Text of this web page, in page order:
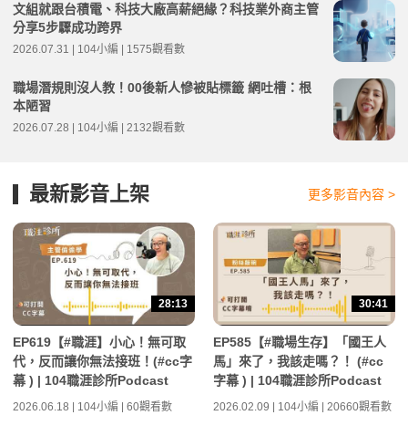
文組就跟台積電、科技大廠高薪絕緣？科技業外商主管
分享5步驟成功跨界
2026.07.31 | 104小編 | 1575觀看數
職場潛規則沒人教！00後新人慘被貼標籤 網吐槽：根
本陋習
2026.07.28 | 104小編 | 2132觀看數
最新影音上架 更多影音內容 >
28:13
EP619【#職涯】小心！無可取
代，反而讓你無法接班！(#cc字
幕 ) | 104職涯診所Podcast
2026.06.18 | 104小編 | 60觀看數
30:41
EP585【#職場生存】「國王人
馬」來了，我該走嗎？！ (#cc
字幕 ) | 104職涯診所Podcast
2026.02.09 | 104小編 | 20660觀看數